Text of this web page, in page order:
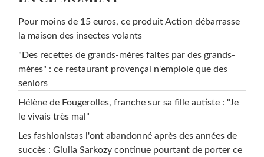
Pour moins de 15 euros, ce produit Action débarrasse
la maison des insectes volants
"Des recettes de grands-mères faites par des grands-
mères" : ce restaurant provençal n'emploie que des
seniors
Hélène de Fougerolles, franche sur sa fille autiste : "Je
le vivais très mal"
Les fashionistas l'ont abandonné après des années de
succès : Giulia Sarkozy continue pourtant de porter ce